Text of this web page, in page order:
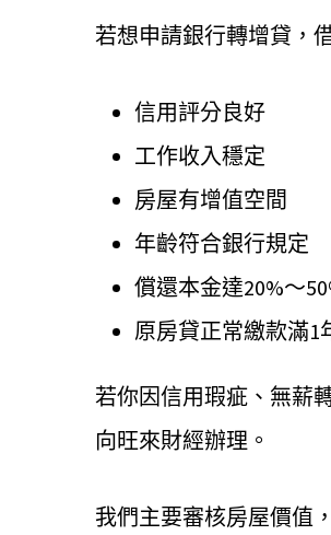
若想申請銀行轉增貸，
信用評分良好
工作收入穩定
房屋有增值空間
年齡符合銀行規定
償還本金達20%～
原房貸正常繳款滿1
若你因信用瑕疵、無薪
向旺來財經辦理。
我們主要審核房屋價值